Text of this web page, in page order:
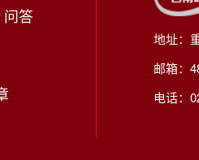
问答
地址：
邮箱：
电话：